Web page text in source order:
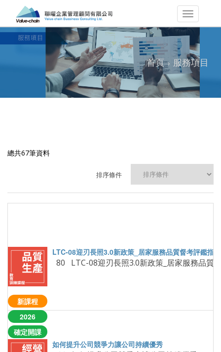
首頁 服務項目
總共67筆資料
排序條件
新課程
2026
確定開課